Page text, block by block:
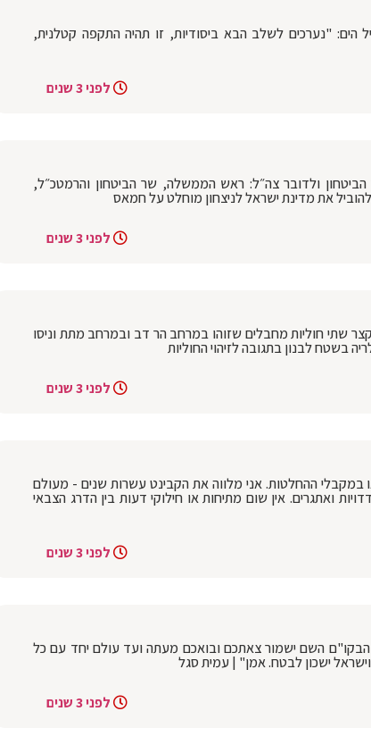
הים: "נערכים לשלב הבא ביסודיות, זו תהיה התקפה קטלנית,
לפני 3 שנים
ולדובר צה״ל: ראש הממשלה, שר הביטחון והרמטכ״ל,
את מדינת ישראל לניצחון מוחלט על חמאס
לפני 3 שנים
שתי חוליות מחבלים שזוהו במרחב הר דב ובמרחב מתת וניסו
בשטח לבנון בתגובה לזיהוי החוליות
לפני 3 שנים
ההחלטות. אני מלווה את הקבינט עשרות שנים - מעולם
ואתגרים. אין שום מתיחות או חילוקי דעות בין הדרג הצבאי
לפני 3 שנים
השם ישמור צאתכם ובואכם מעתה ועד עולם יחד עם כל
וישראל ישכון לבטח. אמן" | עמית סגל
לפני 3 שנים